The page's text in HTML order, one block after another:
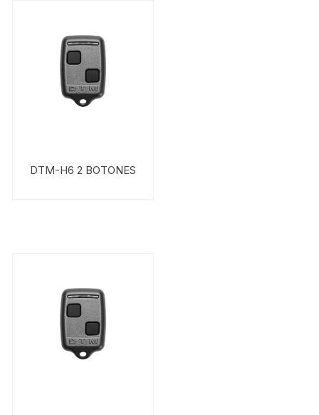
DTM-H6 2 BOTONES